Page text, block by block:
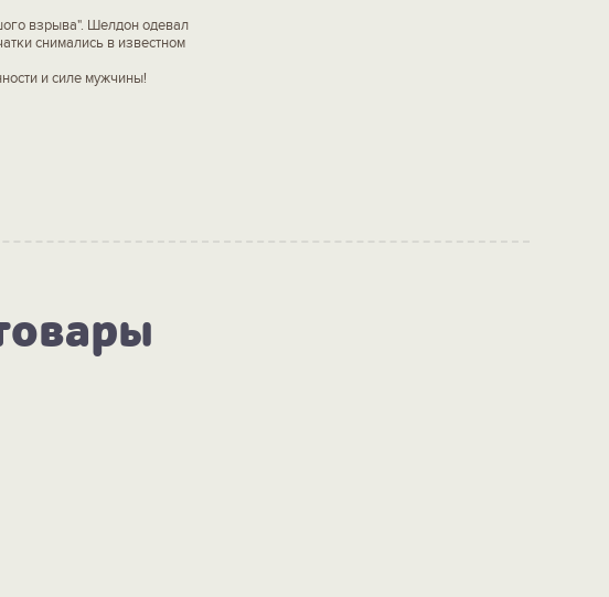
взрыва". Шелдон одевал
снимались в известном
и силе мужчины!